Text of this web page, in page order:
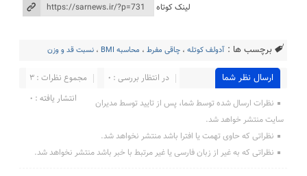
لینک کوتاه
برچسب ها : آدولف کوتله ،چاقی مفرط ، محاسبه BMI ،نسبت قد و وزن
ارسال نظر شما مجموع نظرات : 3
در انتظار بررسی : 0
انتشار یافته : 0
نظرات ارسال شده توسط شما، پس از تایید توسط مدیران
سایت منتشر خواهد شد.
نظراتی که حاوی تهمت یا افترا باشد منتشر نخواهد شد.
نظراتی که به غیر از زبان فارسی یا غیر مرتبط با خبر باشد منتشر نخواهد شد.